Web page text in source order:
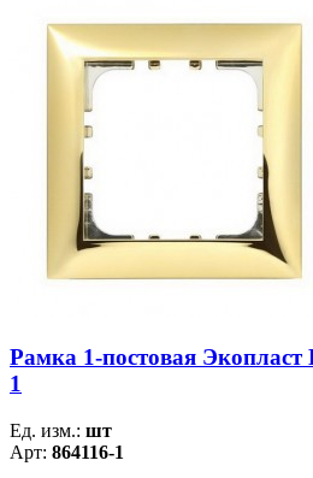
Рамка 1-постовая Экопласт
1
Ед. изм.: шт
Арт: 864116-1